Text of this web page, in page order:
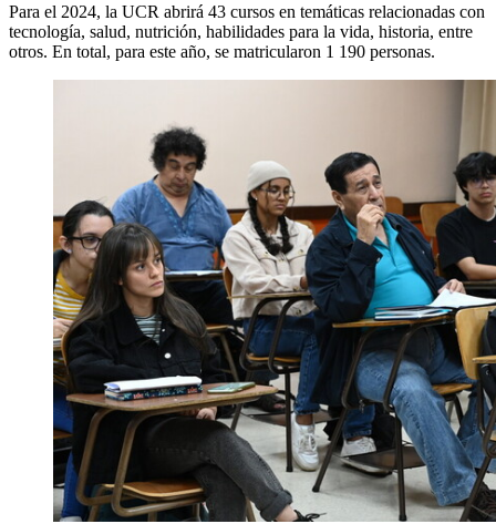
Para el 2024, la UCR abrirá 43 cursos en temáticas relacionadas con
tecnología, salud, nutrición, habilidades para la vida, historia, entre
otros. En total, para este año, se matricularon 1 190 personas.